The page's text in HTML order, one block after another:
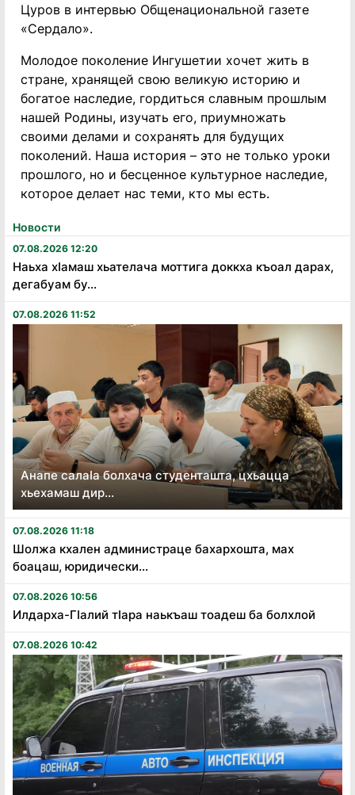
Новости
07.08.2026 12:20
Наьха хӏамаш хьателача моттига доккха къоал дарах,
дегабуам бу...
07.08.2026 11:52
Анапе салаӏа болхача студенташта, цхьацца
хьехамаш дир...
07.08.2026 11:18
Шолжа кхален администраце бахархошта, мах
боацаш, юридически...
07.08.2026 10:56
Илдарха-Гӏалий тӏара наькъаш тоадеш ба болхлой
07.08.2026 10:42
Цуров в интервью Общенациональной газете
«Сердало».
Молодое поколение Ингушетии хочет жить в
стране, хранящей свою великую историю и
богатое наследие, гордиться славным прошлым
нашей Родины, изучать его, приумножать
своими делами и сохранять для будущих
поколений. Наша история – это не только уроки
прошлого, но и бесценное культурное наследие,
которое делает нас теми, кто мы есть.